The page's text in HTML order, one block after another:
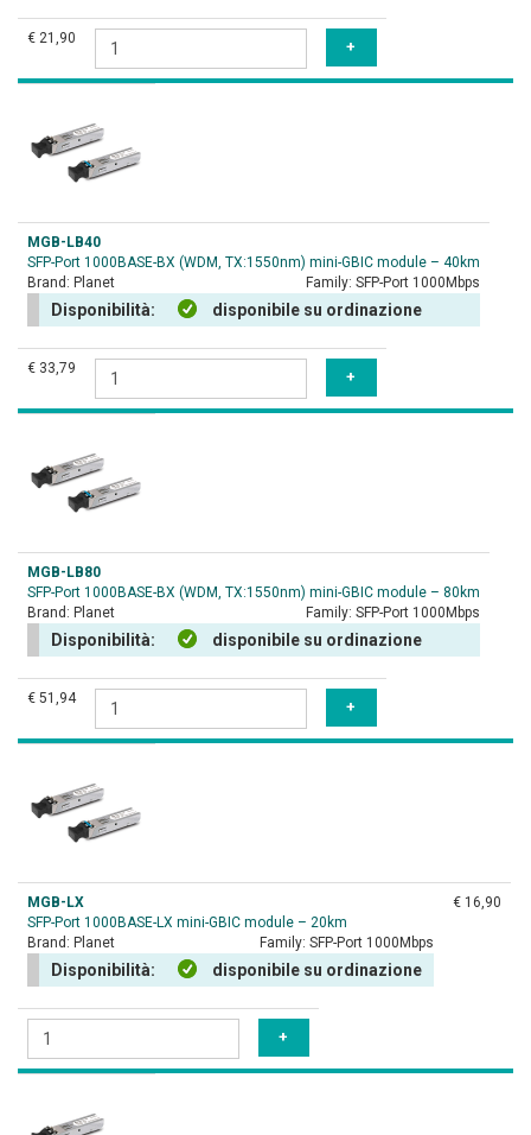
€ 21,90
MGB-LB40
SFP-Port 1000BASE-BX (WDM, TX:1550nm) mini-GBIC module – 40km
Brand: Planet Family: SFP-Port 1000Mbps
Disponibilità: disponibile su ordinazione
€ 33,79
MGB-LB80
SFP-Port 1000BASE-BX (WDM, TX:1550nm) mini-GBIC module – 80km
Brand: Planet Family: SFP-Port 1000Mbps
Disponibilità: disponibile su ordinazione
€ 51,94
MGB-LX
SFP-Port 1000BASE-LX mini-GBIC module – 20km
Brand: Planet Family: SFP-Port 1000Mbps
Disponibilità: disponibile su ordinazione
€ 16,90